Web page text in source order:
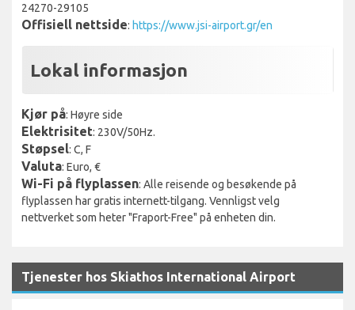
24270-29105
Offisiell nettside: https://www.jsi-airport.gr/en
Lokal informasjon
Kjør på: Høyre side
Elektrisitet: 230V/50Hz.
Støpsel: C, F
Valuta: Euro, €
Wi-Fi på flyplassen: Alle reisende og besøkende på
flyplassen har gratis internett-tilgang. Vennligst velg
nettverket som heter "Fraport-Free" på enheten din.
Tjenester hos Skiathos International Airport